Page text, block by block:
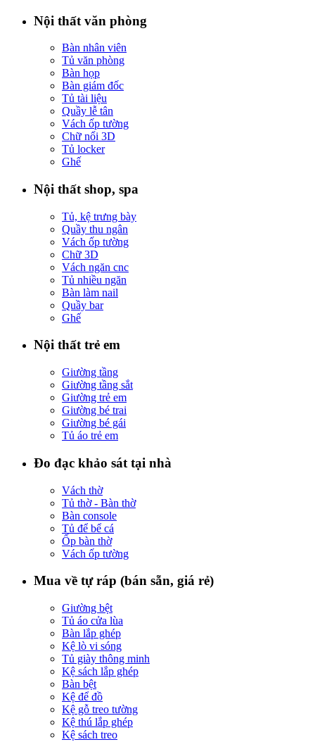
Nội thất văn phòng
Bàn nhân viên
Tủ văn phòng
Bàn họp
Bàn giám đốc
Tủ tài liệu
Quầy lễ tân
Vách ốp tường
Chữ nổi 3D
Tủ locker
Ghế
Nội thất shop, spa
Tủ, kệ trưng bày
Quầy thu ngân
Vách ốp tường
Chữ 3D
Vách ngăn cnc
Tủ nhiều ngăn
Bàn làm nail
Quầy bar
Ghế
Nội thất trẻ em
Giường tầng
Giường tầng sắt
Giường trẻ em
Giường bé trai
Giường bé gái
Tủ áo trẻ em
Đo đạc khảo sát tại nhà
Vách thờ
Tủ thờ - Bàn thờ
Bàn console
Tủ để bể cá
Ốp bàn thờ
Vách ốp tường
Mua về tự ráp (bán sẵn, giá rẻ)
Giường bệt
Tủ áo cửa lùa
Bàn lắp ghép
Kệ lò vi sóng
Tủ giày thông minh
Kệ sách lắp ghép
Bàn bệt
Kệ để đồ
Kệ gỗ treo tường
Kệ thú lắp ghép
Kệ sách treo